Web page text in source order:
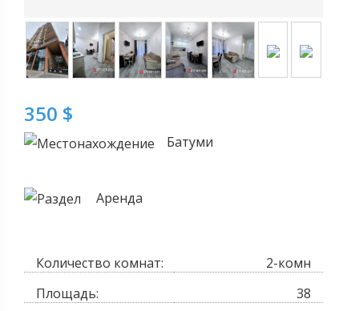
350 $
Батуми
Аренда
Количество комнат:
2-комн
Площадь:
38